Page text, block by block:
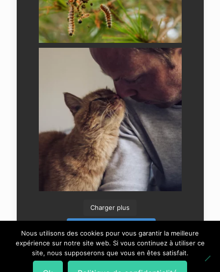
Charger plus
Nous utilisons des cookies pour vous garantir la meilleure
expérience sur notre site web. Si vous continuez à utiliser ce
site, nous supposerons que vous en êtes satisfait.